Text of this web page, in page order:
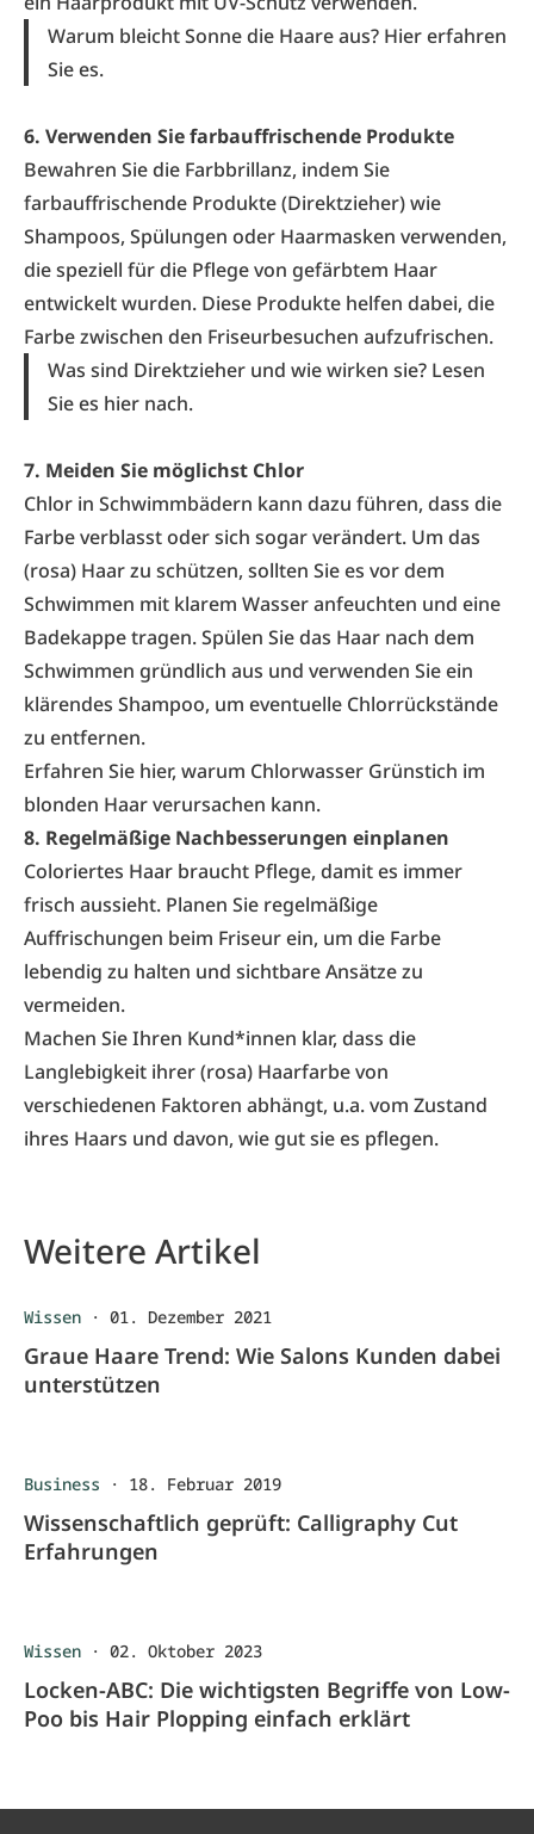
Warum bleicht Sonne die Haare aus? Hier erfahren
Sie es.
6. Verwenden Sie farbauffrischende Produkte
Bewahren Sie die Farbbrillanz, indem Sie
farbauffrischende Produkte (Direktzieher) wie
Shampoos, Spülungen oder Haarmasken verwenden,
die speziell für die Pflege von gefärbtem Haar
entwickelt wurden. Diese Produkte helfen dabei, die
Farbe zwischen den Friseurbesuchen aufzufrischen.
Was sind Direktzieher und wie wirken sie? Lesen
Sie es hier nach.
7. Meiden Sie möglichst Chlor
Chlor in Schwimmbädern kann dazu führen, dass die
Farbe verblasst oder sich sogar verändert. Um das
(rosa) Haar zu schützen, sollten Sie es vor dem
Schwimmen mit klarem Wasser anfeuchten und eine
Badekappe tragen. Spülen Sie das Haar nach dem
Schwimmen gründlich aus und verwenden Sie ein
klärendes Shampoo, um eventuelle Chlorrückstände
zu entfernen.
Erfahren Sie hier, warum Chlorwasser Grünstich im
blonden Haarverursachen kann.
8. Regelmäßige Nachbesserungen einplanen
Coloriertes Haar braucht Pflege, damit es immer
frisch aussieht. Planen Sie regelmäßige
Auffrischungen beim Friseur ein, um die Farbe
lebendig zu halten und sichtbare Ansätze zu
vermeiden.
Machen Sie Ihren Kund*innen klar, dass die
Langlebigkeit ihrer (rosa) Haarfarbe von
verschiedenen Faktoren abhängt, u.a. vom Zustand
ihres Haars und davon, wie gut sie es pflegen.
Weitere Artikel
Wissen · 01. Dezember 2021
Graue Haare Trend: Wie Salons Kunden dabei
unterstützen
Business · 18. Februar 2019
Wissenschaftlich geprüft: Calligraphy Cut
Erfahrungen
Wissen · 02. Oktober 2023
Locken-ABC: Die wichtigsten Begriffe von Low-
Poo bis Hair Plopping einfach erklärt